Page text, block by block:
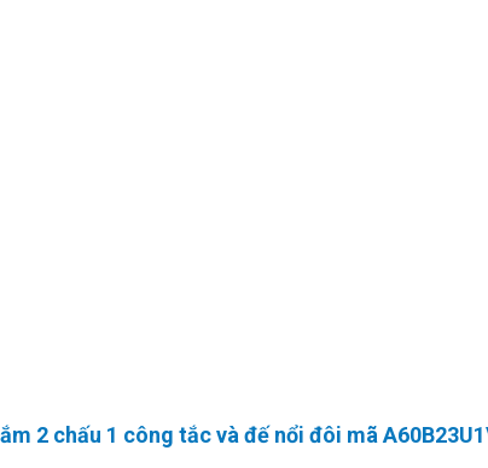
2 chấu 1 công tắc và đế nổi đôi mã